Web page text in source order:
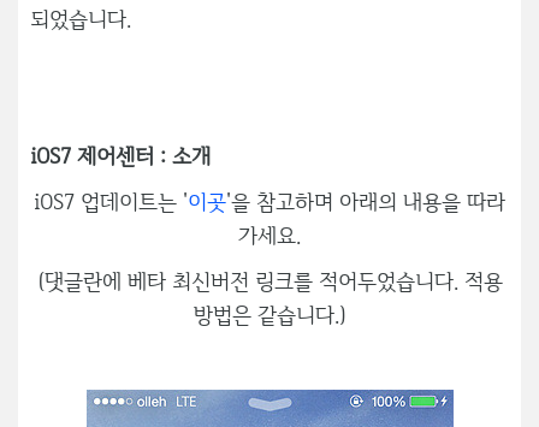
되었습니다.
iOS7 제어센터 : 소개
iOS7 업데이트는 '이곳'을 참고하며 아래의 내용을 따라
가세요.
(댓글란에 베타 최신버전 링크를 적어두었습니다. 적용
방법은 같습니다.)